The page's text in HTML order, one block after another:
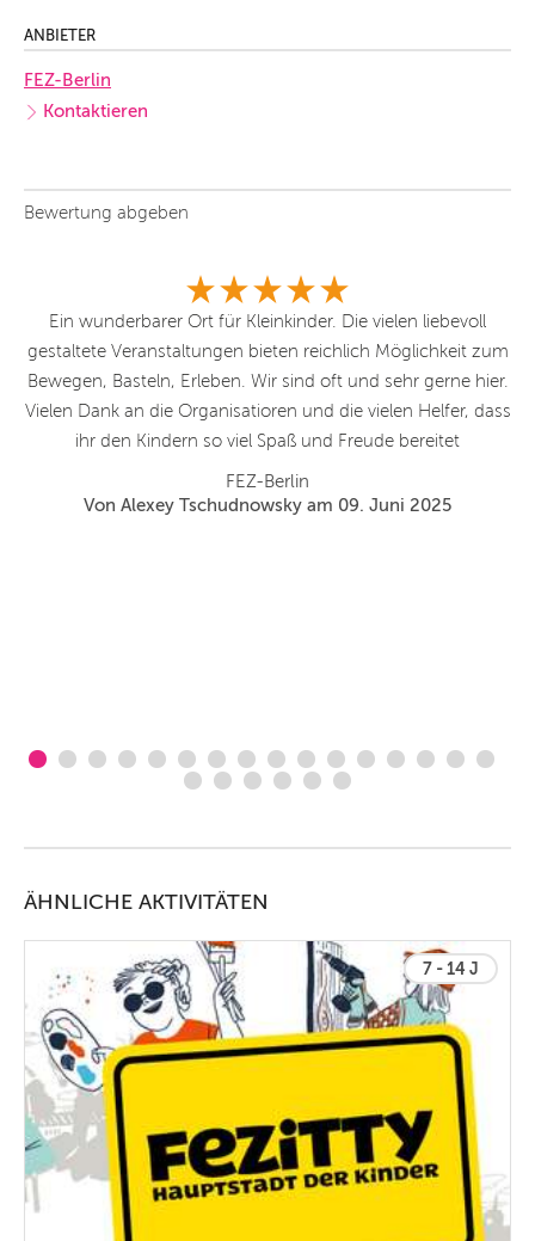
ANBIETER
FEZ-Berlin
Kontaktieren
Bewertung abgeben
Ein wunderbarer Ort für Kleinkinder. Die vielen liebevoll
gestaltete Veranstaltungen bieten reichlich Möglichkeit zum
Bewegen, Basteln, Erleben. Wir sind oft und sehr gerne hier.
Vielen Dank an die Organisatioren und die vielen Helfer, dass
ihr den Kindern so viel Spaß und Freude bereitet
FEZ-Berlin
Von Alexey Tschudnowsky am 09. Juni 2025
ÄHNLICHE AKTIVITÄTEN
7 - 14 J